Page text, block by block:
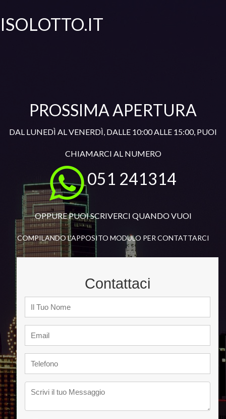
ISOLOTTO.IT
PROSSIMA APERTURA
DAL LUNEDÌ AL VENERDÌ, DALLE 10:00 ALLE 15:00, PUOI
CHIAMARCI AL NUMERO
051 241314
OPPURE PUOI SCRIVERCI QUANDO VUOI
COMPILANDO L'APPOSITO MODULO PER CONTATTARCI
Contattaci